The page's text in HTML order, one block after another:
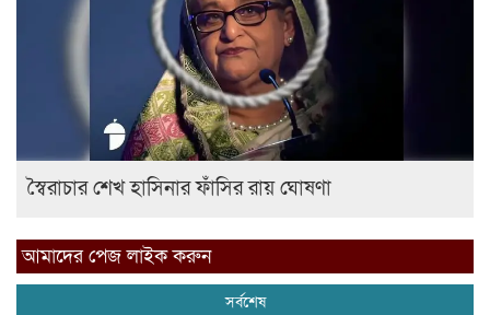
স্বৈরাচার শেখ হাসিনার ফাঁসির রায় ঘোষণা
আমাদের পেজ লাইক করুন
সর্বশেষ